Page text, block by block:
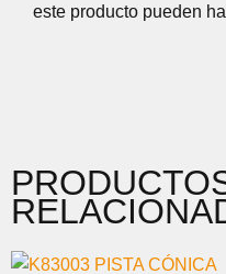
este producto pueden